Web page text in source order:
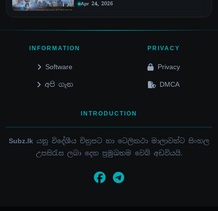
Apr 24, 2026
INFORMATION
Software
අපි ගැන
PRIVACY
Privacy
DMCA
INTRODUCTION
Subz.lk යනු විදේශීය චිත්‍රපට හා ටෙලිකථා මාලාවන්ට සිංහල
උපසිරැස ලබා දෙන ප්‍රමුඛතම වෙබ් අඩවියයි.